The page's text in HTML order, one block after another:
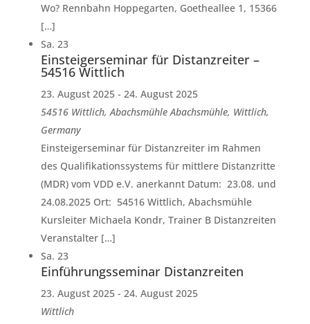
Wo? Rennbahn Hoppegarten, Goetheallee 1, 15366
[…]
Sa. 23
Einsteigerseminar für Distanzreiter –
54516 Wittlich
23. August 2025- 24. August 2025
54516 Wittlich, AbachsmühleAbachsmühle, Wittlich,
Germany
Einsteigerseminar für Distanzreiter im Rahmen
des Qualifikationssystems für mittlere Distanzritte
(MDR) vom VDD e.V. anerkannt Datum: 23.08. und
24.08.2025 Ort: 54516 Wittlich, Abachsmühle
Kursleiter Michaela Kondr, Trainer B Distanzreiten
Veranstalter […]
Sa. 23
Einführungsseminar Distanzreiten
23. August 2025- 24. August 2025
Wittlich